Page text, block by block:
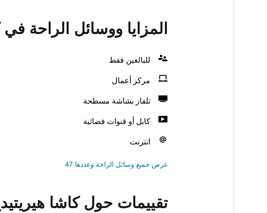
المزايا ووسائل الراحة
للبالغين فقط
مركز أعمال
تلفاز بشاشة مسطحة
كابل أو قنوات فضائية
انترنت
عرض جميع وسائل الراحة وعددها 47
تقييمات حول كاشا